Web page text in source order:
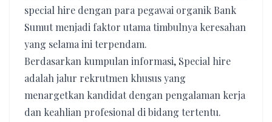
special hire dengan para pegawai organik Bank
Sumut menjadi faktor utama timbulnya keresahan
yang selama ini terpendam.
Berdasarkan kumpulan informasi, Special hire
adalah jalur rekrutmen khusus yang
menargetkan kandidat dengan pengalaman kerja
dan keahlian profesional di bidang tertentu.